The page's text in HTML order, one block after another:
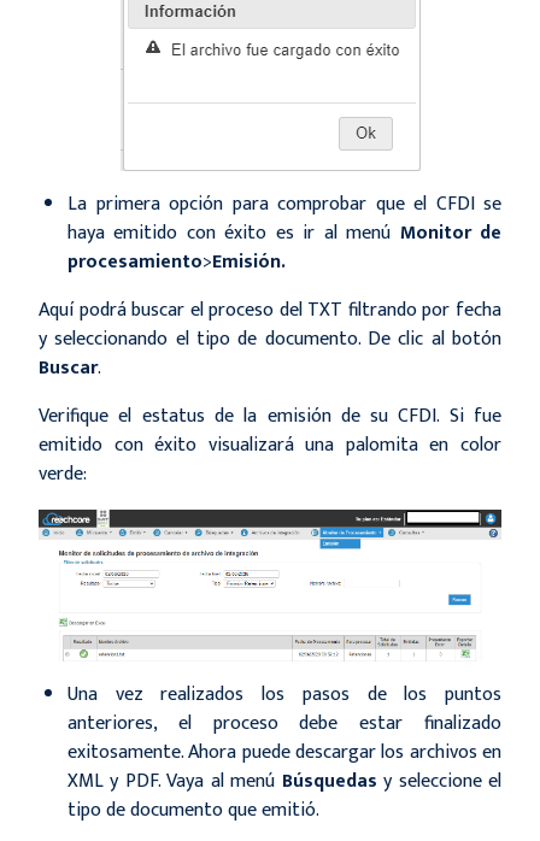
La primera opción para comprobar que el CFDI se
haya emitido con éxito es ir al menú Monitor de
procesamiento>Emisión.
Aquí podrá buscar el proceso del TXT filtrando por fecha
y seleccionando el tipo de documento. De clic al botón
Buscar.
Verifique el estatus de la emisión de su CFDI. Si fue
emitido con éxito visualizará una palomita en color
verde:
Una vez realizados los pasos de los puntos
anteriores, el proceso debe estar finalizado
exitosamente. Ahora puede descargar los archivos en
XML y PDF. Vaya al menú Búsquedas y seleccione el
tipo de documento que emitió.